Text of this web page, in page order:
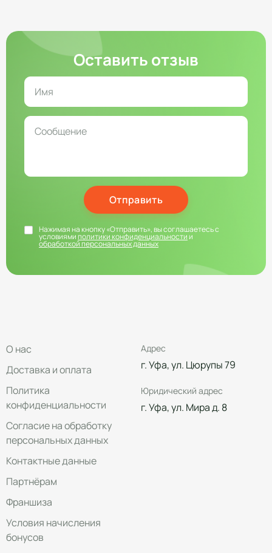
Оставить отзыв
Отправить
Нажимая на кнопку «Отправить», вы соглашаетесь с
условиямиполитики конфиденциальностии
обработкой персональных данных
О нас
Доставка и оплата
Политика
конфиденциальности
Согласие на обработку
персональных данных
Контактные данные
Партнёрам
Франшиза
Условия начисления
бонусов
Адрес
г. Уфа, ул. Цюрупы 79
Юридический адрес
г. Уфа, ул. Мира д. 8